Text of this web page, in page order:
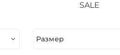
SALE
Размер